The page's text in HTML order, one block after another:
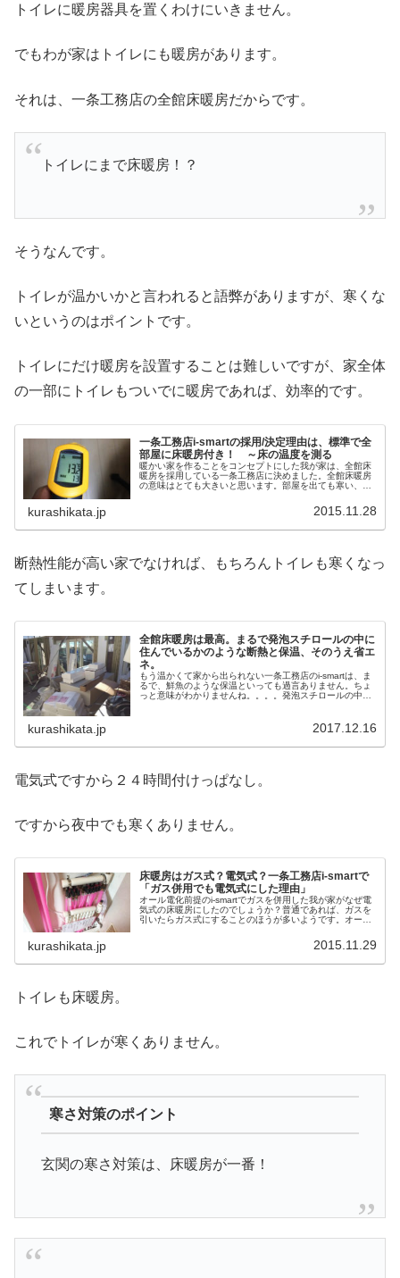
トイレに暖房器具を置くわけにいきません。
でもわが家はトイレにも暖房があります。
それは、一条工務店の全館床暖房だからです。
トイレにまで床暖房！？
そうなんです。
トイレが温かいかと言われると語弊がありますが、寒くな
いというのはポイントです。
トイレにだけ暖房を設置することは難しいですが、家全体
の一部にトイレもついでに暖房であれば、効率的です。
一条工務店i-smartの採用/決定理由は、標準で全
部屋に床暖房付き！ ～床の温度を測る
暖かい家を作ることをコンセプトにした我が家は、全館床
暖房を採用している一条工務店に決めました。全館床暖房
の意味はとても大きいと思います。部屋を出ても寒い、窓
い、風呂から出たら寒い、寝る部屋が寒い、朝起きても寒
い、着替えが億劫・・・そんな窮屈な生活は嫌ですから！
kurashikata.jp 2015.11.28
断熱性能が高い家でなければ、もちろんトイレも寒くなっ
てしまいます。
全館床暖房は最高。まるで発泡スチロールの中に
住んでいるかのような断熱と保温、そのうえ省エ
ネ。
もう温かくて家から出られない一条工務店のi-smartは、ま
るで、鮮魚のような保温といっても過言ありません。ちょ
っと意味がわかりませんね。。。。発泡スチロールの中に
kurashikata.jp 2017.12.16
電気式ですから２４時間付けっぱなし。
ですから夜中でも寒くありません。
床暖房はガス式？電気式？一条工務店i-smartで
「ガス併用でも電気式にした理由」
オール電化前提のi-smartでガスを併用した我が家がなぜ電
気式の床暖房にしたのでしょうか？普通であれば、ガスを
引いたらガス式にすることのほうが多いようです。オール
kurashikata.jp 2015.11.29
トイレも床暖房。
これでトイレが寒くありません。
寒さ対策のポイント
玄関の寒さ対策は、床暖房が一番！